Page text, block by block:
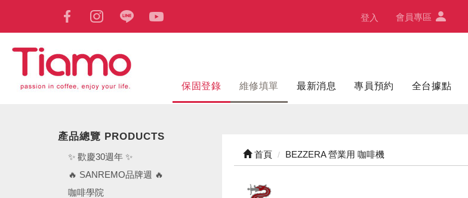
登入 會員專區
保固登錄 維修填單 最新消息 專員預約 全台據點
產品總覽 PRODUCTS
✨ 歡慶30週年 ✨
🔥 SANREMO品牌週 🔥
咖啡學院
首頁 BEZZERA 營業用 咖啡機